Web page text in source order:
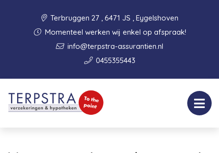
Terbruggen 27 , 6471 JS , Eygelshoven
Momenteel werken wij enkel op afspraak!
info@terpstra-assurantien.nl
0455355443